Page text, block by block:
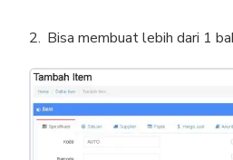
Bisa membuat lebih dari 1